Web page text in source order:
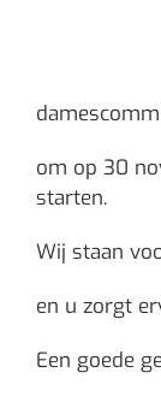
om op 30
starten.
Wij staan
en u zorgt
Een goede